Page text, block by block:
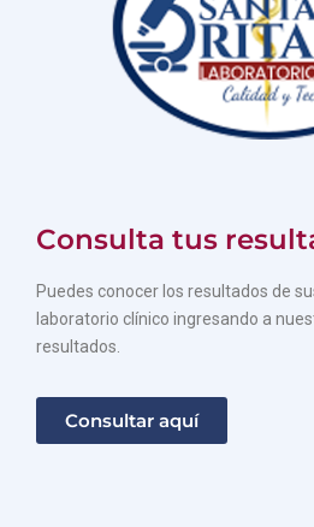
Consulta tus
Puedes conocer los resultados de
laboratorio clínico ingresando a
resultados.
Consultar aquí